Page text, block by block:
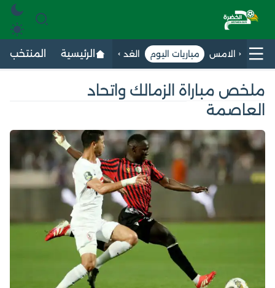
الامس مباريات اليوم الغد الرئيسية المنتخب
ملخص مباراة الزمالك واتحاد
العاصمة